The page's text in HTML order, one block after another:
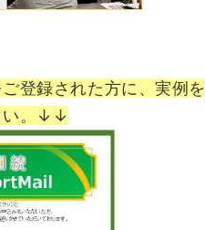
登録された方に、実例
い。↓↓